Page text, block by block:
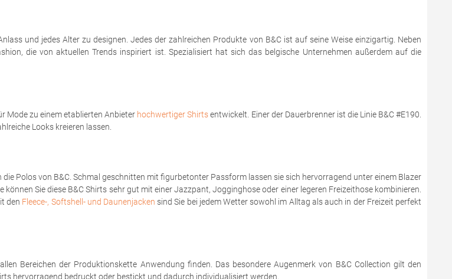
und jedes Alter zu designen. Jedes der zahlreichen Produkte von B&C ist auf seine Weise einzigartig. Neben
die von aktuellen Trends inspiriert ist. Spezialisiert hat sich das belgische Unternehmen außerdem auf die
Mode zu einem etablierten Anbieter hochwertiger Shirtsentwickelt. Einer der Dauerbrenner ist die Linie B&C #E190.
Looks kreieren lassen.
Polos von B&C. Schmal geschnitten mit figurbetonter Passform lassen sie sich hervorragend unter einem Blazer
Sie diese B&C Shirts sehr gut mit einer Jazzpant, Jogginghose oder einer legeren Freizeithose kombinieren.
den Fleece-, Softshell- und Daunenjacken sind Sie bei jedem Wetter sowohl im Alltag als auch in der Freizeit perfekt
Bereichen der Produktionskette Anwendung finden. Das besondere Augenmerk von B&C Collection gilt den
hervorragend bedruckt oder bestickt und dadurch individualisiert werden.